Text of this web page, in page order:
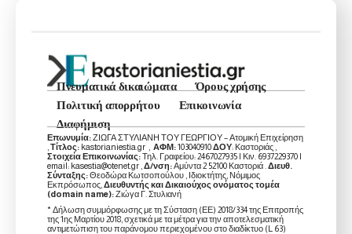
Πνευματικά δικαιώματα
Όρους χρήσης
Πολιτική απορρήτου
Επικοινωνία
Διαφήμιση
Επωνυμία:ΖΙΩΓΑ ΣΤΥΛΙΑΝΗ ΤΟΥ ΓΕΩΡΓΙΟΥ – Ατομική Επιχείρηση
Τίτλος: kastorianiestia.gr , ΑΦΜ:103040910ΔΟΥ: Καστοριάς ,
Στοιχεία Επικοινωνίας:Τηλ. Γραφείου: 2467027935 | Κιν. 6937229370 |
email: kasestia@otenet.gr , Δ/νση:Αμύντα 2 52100 Καστοριά . Διευθ.
Σύνταξης:Θεοδώρα Κωτσοπούλου , Ιδιοκτήτης, Νόμιμος
Εκπρόσωπος, Διευθυντής και Δικαιούχος ονόματος τομέα
(domain name):Ζιώγα Γ. Στυλιανή
* Δήλωση συμμόρφωσης με τη Σύσταση (ΕΕ) 2018/334 της Επιτροπής
της 1ης Μαρτίου 2018, σχετικά με τα μέτρα για την αποτελεσματική
αντιμετώπιση του παράνομου περιεχομένου στο διαδίκτυο (L 63)